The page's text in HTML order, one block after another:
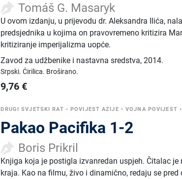
Tomáš G. Masaryk
U ovom izdanju, u prijevodu dr. Aleksandra Ilića,
predsjednika u kojima on pravovremeno kritizira
kritiziranje imperijalizma uopće.
Zavod za udžbenike i nastavna sredstva,2014.
Srpski.Ćirilica. Broširano.
9,76 €
DRUGI SVJETSKI RAT •POVIJEST AZIJE •VOJNA POVIJEST
Pakao Pacifika 1-2
Boris Prikril
Knjiga koja je postigla izvanredan uspjeh. Čitalac
kraja. Kao na filmu, živo i dinamično, redaju se